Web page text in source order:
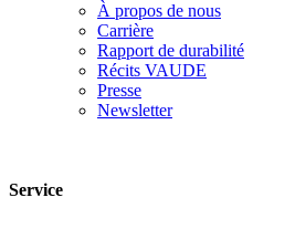
À propos de nous
Carrière
Rapport de durabilité
Récits VAUDE
Presse
Newsletter
Service